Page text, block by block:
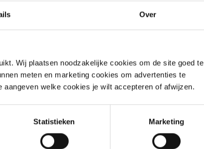
Over
Wij plaatsen noodzakelijke cookies om de site goed te
meten en marketing cookies om advertenties te
welke cookies je wilt accepteren of afwijzen.
Statistieken Marketing
Agent